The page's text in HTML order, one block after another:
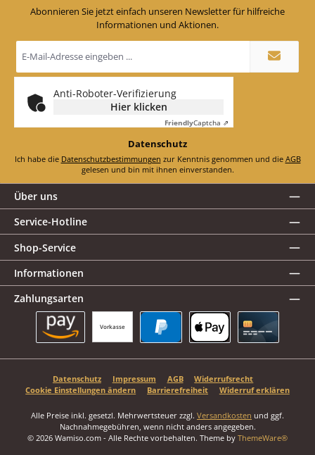
Abonnieren Sie jetzt einfach unseren Newsletter für hilfreiche
Informationen und Aktionen.
E-
Mail-
*
Anti-Roboter-Verifizierung
Hier klicken
FriendlyCaptcha ⇗
Datenschutz
Ich habe die Datenschutzbestimmungen zur Kenntnis genommen und die AGB
gelesen und bin mit ihnen einverstanden.
Über uns
Service-Hotline
Shop-Service
Informationen
Zahlungsarten
Vorkasse
Datenschutz Impressum AGB
Widerrufsrecht
Cookie Einstellungen ändern
Barrierefreiheit Widerruf erklären
Alle Preise inkl. gesetzl. Mehrwertsteuer zzgl. Versandkosten und ggf.
Nachnahmegebühren, wenn nicht anders angegeben.
© 2026 Wamiso.com - Alle Rechte vorbehalten. Theme by ThemeWare®